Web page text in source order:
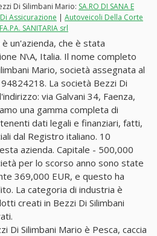
Di Silimbani Mario: SA.RO DI SANA E
Assicurazione | Autoveicoli Della Corte
FA.PA. SANITARIA srl
è un'azienda, che è stata
N\A, Italia. Il nome completo
Mario, società assegnata al
La società Bezzi Di
via Galvani 34, Faenza,
una gamma completa di
dati legali e finanziari, fatti,
dal Registro italiano. 10
azienda. Capitale - 500,000
per lo scorso anno sono state
369,000 EUR, e questo ha
La categoria di industria è
creati in Bezzi Di Silimbani
Di Silimbani Mario è Pesca, caccia